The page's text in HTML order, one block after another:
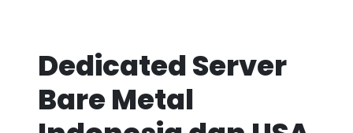
Dedicated Server
Bare Metal